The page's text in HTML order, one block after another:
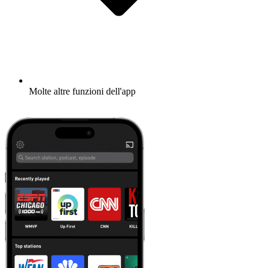
Molte altre funzioni dell'app